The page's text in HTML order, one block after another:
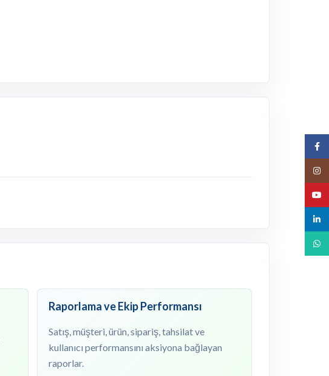
Raporlama ve Ekip Performansı
Satış, müşteri, ürün, sipariş, tahsilat ve
kullanıcı performansını aksiyona bağlayan
raporlar.